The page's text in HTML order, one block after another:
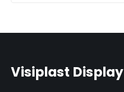
Visiplast Display